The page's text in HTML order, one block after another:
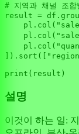
# 지역과 채널 조합
result =
    pl.col(
    pl.col(
    pl.col(
]).sort([
print
설명
이것이 하는 일: